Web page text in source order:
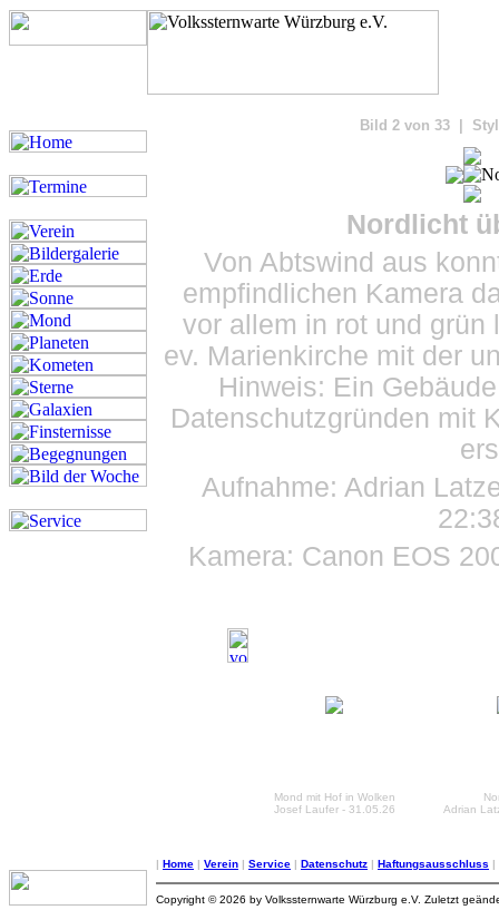
Bild 2 von 33 |
Nordlicht
Von Abtswind aus
empfindlichen Kamera
vor allem in rot und
ev. Marienkirche mit der
Hinweis: Ein
Datenschutzgründen mit
Aufnahme: Adrian
Kamera: Canon EOS
Mond mit Hof in Wolken
Josef Laufer - 31.05.26
Adrian
| Home | Verein | Service | Datenschutz | Haftungsausschluss |
Copyright © 2026 by Volkssternwarte Würzburg e.V. Zuletzt